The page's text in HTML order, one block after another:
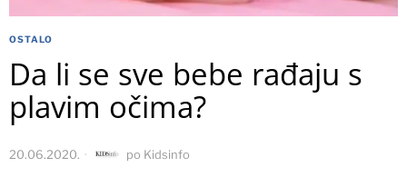
OSTALO
Da li se sve bebe rađaju s
plavim očima?
20.06.2020. po Kidsinfo